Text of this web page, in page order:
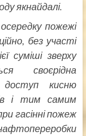
якнайдалі.
пожежі
без участі
суміші зверху
своєрідна
кисню
і тим самим
гасінні пожеж